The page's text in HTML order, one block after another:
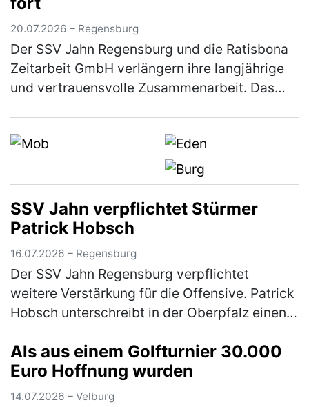
20.07.2026 – Regensburg
Der SSV Jahn Regensburg und die Ratisbona
Zeitarbeit GmbH verlängern ihre langjährige
und vertrauensvolle Zusammenarbeit. Das
SSV Jahn verpflichtet Stürmer
Patrick Hobsch
16.07.2026 – Regensburg
Der SSV Jahn Regensburg verpflichtet
weitere Verstärkung für die Offensive. Patrick
Hobsch unterschreibt in der Oberpfalz einen
31-Jährige beim TSV 1860 Mün… (mehr)
Als aus einem Golfturnier 30.000
Euro Hoffnung wurden
14.07.2026 – Velburg